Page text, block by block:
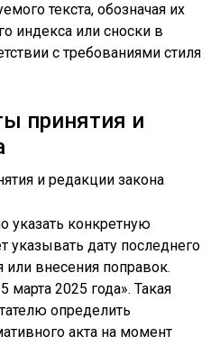
текста, обозначая их
индекса или сноски в
с требованиями стиля
принятия и
указать конкретную
указывать дату последнего
внесения поправок.
марта 2025 года». Такая
определить
акта на момент